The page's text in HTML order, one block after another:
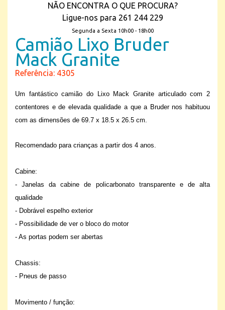
NÃO ENCONTRA O QUE PROCURA?
Ligue-nos para 261 244 229
Segunda a Sexta 10h00 - 18h00
Camião Lixo Bruder
Mack Granite
Referência: 4305
Um fantástico camião do Lixo Mack Granite articulado com 2
contentores e de elevada qualidade a que a Bruder nos habituou
com as dimensões de 69.7 x 18.5 x 26.5 cm.
Recomendado para crianças a partir dos 4 anos.
Cabine:
- Janelas da cabine de policarbonato transparente e de alta
qualidade
- Dobrável espelho exterior
- Possibilidade de ver o bloco do motor
- As portas podem ser abertas
Chassis:
- Pneus de passo
Movimento / função: